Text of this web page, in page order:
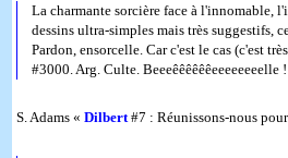
La charmante sorcière face à l'innomable,
dessins ultra-simples mais très suggestifs,
Pardon, ensorcelle. Car c'est le cas (c'est
#3000. Arg. Culte. Beeeêêêêêêeeeeeeeelle !
S. Adams « Dilbert#7 : Réunissons-nous